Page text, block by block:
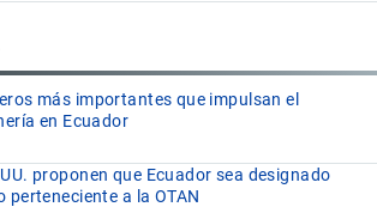
más importantes que impulsan el
en Ecuador
proponen que Ecuador sea designado
a la OTAN